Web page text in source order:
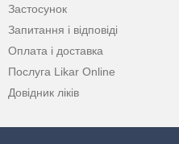
Застосунок
Запитання і відповіді
Оплата і доставка
Послуга Likar Online
Довідник ліків